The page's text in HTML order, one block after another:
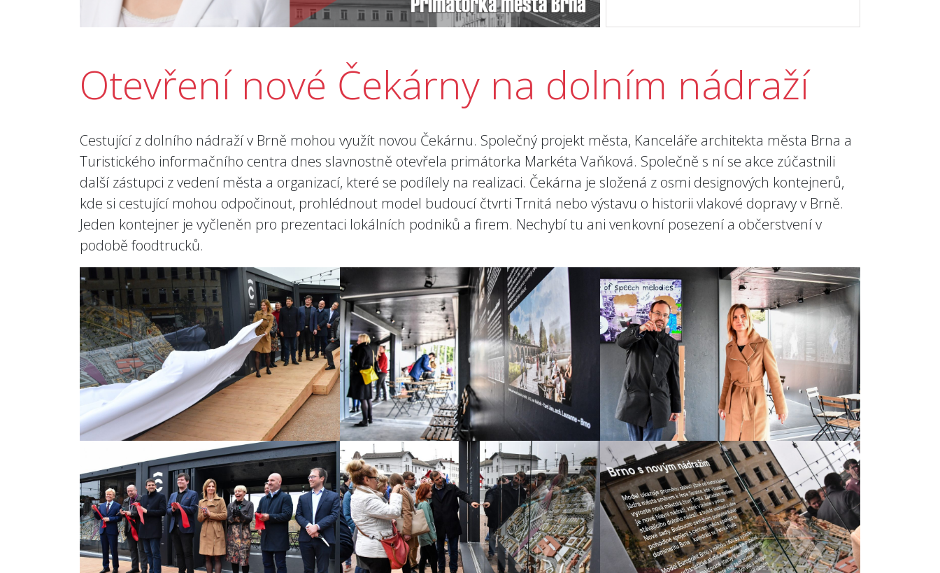
Otevření nové Čekárny na dolním nádraží
Cestující z dolního nádraží v Brně mohou využít novou Čekárnu. Společný projekt města, Kanceláře architekta města Brna a
Turistického informačního centra dnes slavnostně otevřela primátorka Markéta Vaňková. Společně s ní se akce zúčastnili
další zástupci z vedení města a organizací, které se podílely na realizaci. Čekárna je složená z osmi designových kontejnerů,
kde si cestující mohou odpočinout, prohlédnout model budoucí čtvrti Trnitá nebo výstavu o historii vlakové dopravy v Brně.
Jeden kontejner je vyčleněn pro prezentaci lokálních podniků a firem. Nechybí tu ani venkovní posezení a občerstvení v
podobě foodtrucků.